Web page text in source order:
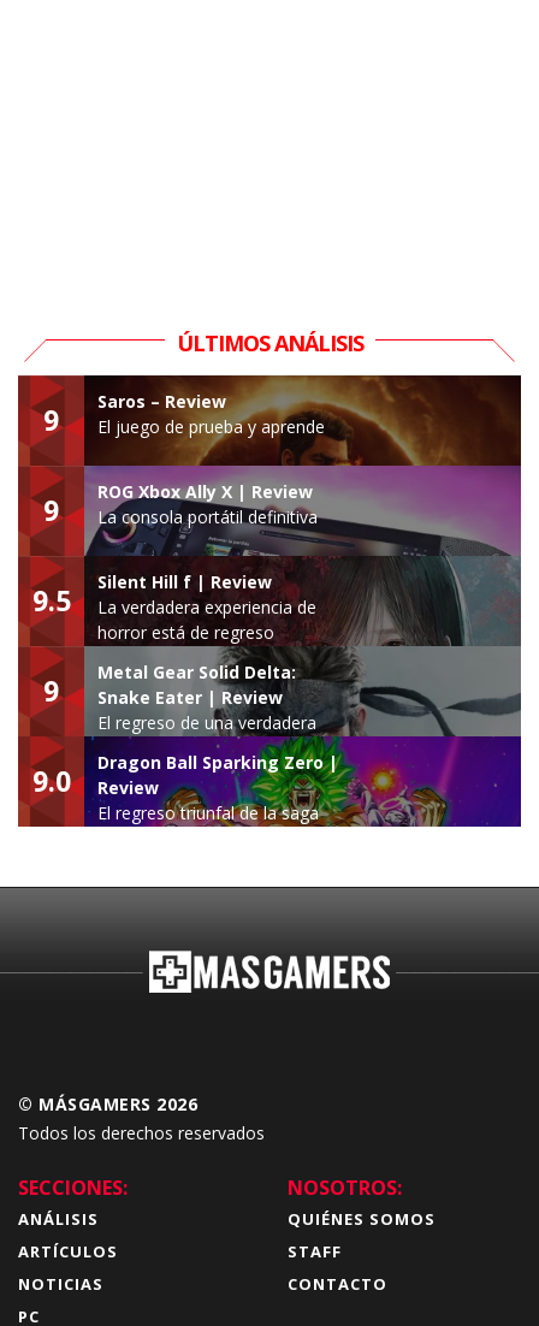
ÚLTIMOS ANÁLISIS
9
Saros – Review
El juego de prueba y aprende
9
ROG Xbox Ally X | Review
La consola portátil definitiva
9.5
Silent Hill f | Review
La verdadera experiencia de
horror está de regreso
9
Metal Gear Solid Delta:
Snake Eater | Review
El regreso de una verdadera
leyenda
9.0
Dragon Ball Sparking Zero |
Review
El regreso triunfal de la saga
© MÁSGAMERS 2026
Todos los derechos reservados
SECCIONES:
ANÁLISIS
ARTÍCULOS
NOTICIAS
PC
NOSOTROS:
QUIÉNES SOMOS
STAFF
CONTACTO